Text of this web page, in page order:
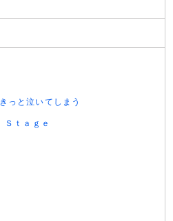
っと泣いてしまう
ｔａｇｅ